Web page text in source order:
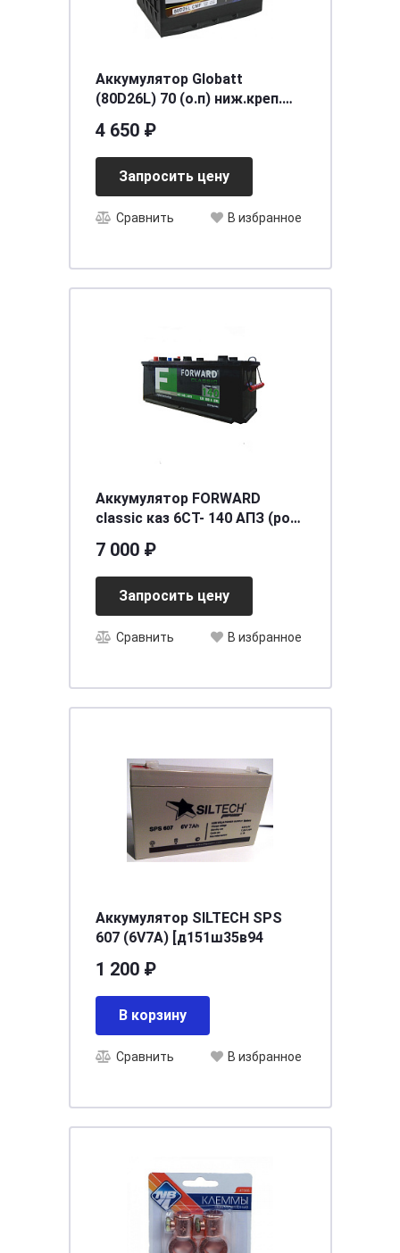
Аккумулятор Globatt
(80D26L) 70 (о.п) ниж.креп.
4 650 ₽
Запросить цену
Сравнить В избранное
Аккумулятор FORWARD
classic каз 6СТ- 140 АПЗ (рос)
7 000 ₽
Запросить цену
Сравнить В избранное
Аккумулятор SILTECH SPS
607 (6V7A) [д151ш35в94
1 200 ₽
В корзину
Сравнить В избранное